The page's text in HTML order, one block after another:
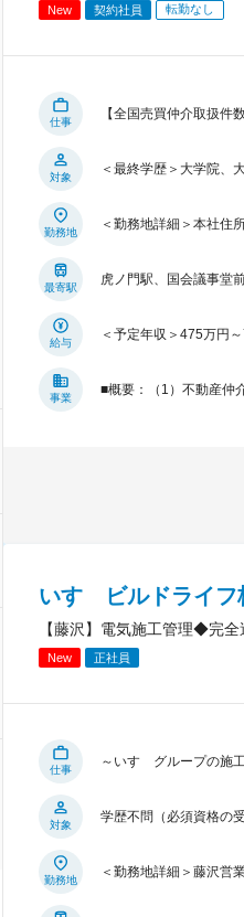
New 契約社員 転勤なし
仕事
【全国売買仲介取扱
対象
＜最終学歴＞大学院、
勤務地
＜勤務地詳細＞本社住
最寄駅
虎ノ門駅、国会議事堂
給与
＜予定年収＞475万円
事業
■概要：（1）不動産仲
いすゞビルドライフ
【藤沢】電気施工管理◆完
New 正社員
仕事
～いすゞグループの施
対象
学歴不問（必須資格の
勤務地
＜勤務地詳細＞藤沢営